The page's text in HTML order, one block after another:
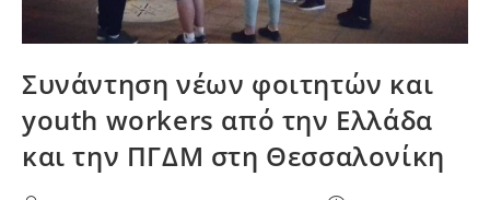
Συνάντηση νέων φοιτητών και
youth workers από την Ελλάδα
και την ΠΓΔΜ στη Θεσσαλονίκη